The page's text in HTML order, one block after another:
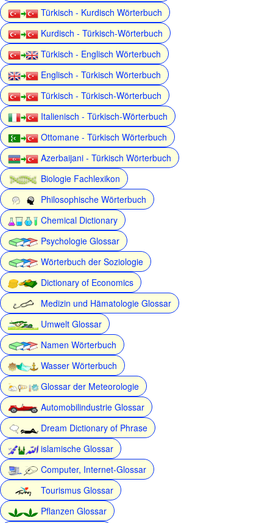
Türkisch - Kurdisch Wörterbuch
Kurdisch - Türkisch-Wörterbuch
Türkisch - Englisch Wörterbuch
Englisch - Türkisch Wörterbuch
Türkisch - Türkisch-Wörterbuch
Italienisch - Türkisch-Wörterbuch
Ottomane - Türkisch Wörterbuch
Azerbaijani - Türkisch Wörterbuch
Biologie Fachlexikon
Philosophische Wörterbuch
Chemical Dictionary
Psychologie Glossar
Wörterbuch der Soziologie
Dictionary of Economics
Medizin und Hämatologie Glossar
Umwelt Glossar
Namen Wörterbuch
Wasser Wörterbuch
Glossar der Meteorologie
Automobilindustrie Glossar
Dream Dictionary of Phrase
islamische Glossar
Computer, Internet-Glossar
Tourismus Glossar
Pflanzen Glossar